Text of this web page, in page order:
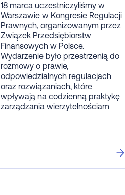
18 marca uczestniczyliśmy w
Warszawie w Kongresie Regulacji
Prawnych, organizowanym przez
Związek Przedsiębiorstw
Finansowych w Polsce.
Wydarzenie było przestrzenią do
rozmowy o prawie,
odpowiedzialnych regulacjach
oraz rozwiązaniach, które
wpływają na codzienną praktykę
zarządzania wierzytelnościam